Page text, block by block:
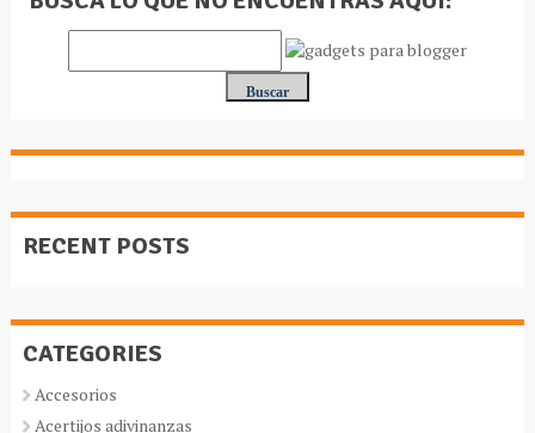
RECENT POSTS
CATEGORIES
Accesorios
Acertijos adivinanzas